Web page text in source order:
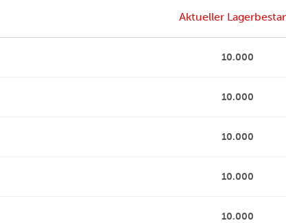
Aktueller
10.000
10.000
10.000
10.000
10.000